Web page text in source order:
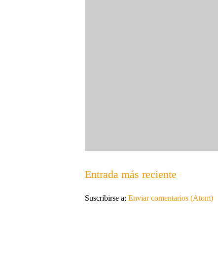
Entrada más reciente
Suscribirse a: Enviar comentarios (Atom)